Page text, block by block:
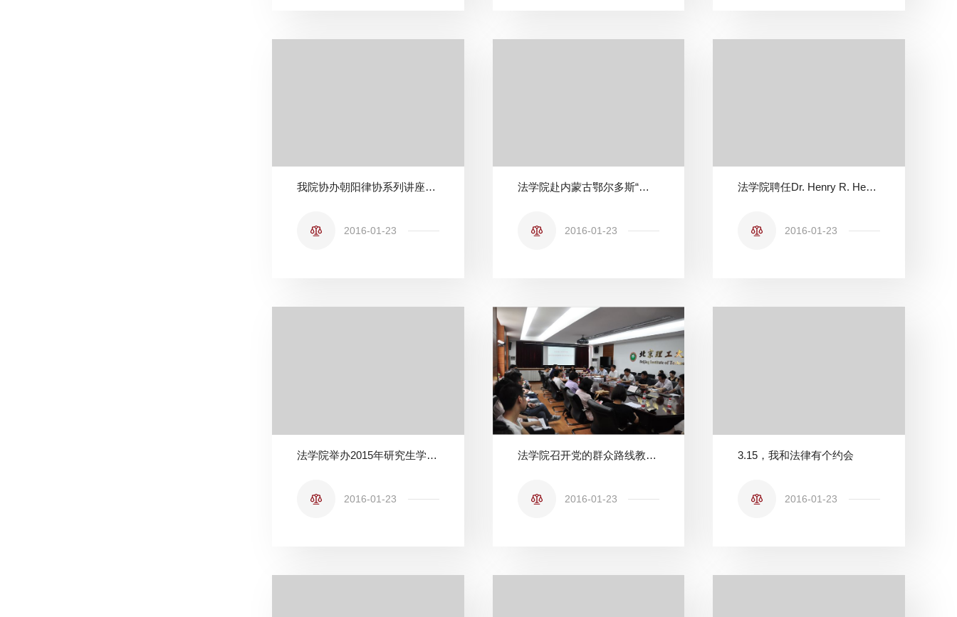
我院协办朝阳律协系列讲座第二期 陈兴良教授主讲定罪的方法--21世纪学科前沿学术讲座
2016-01-23
法学院赴内蒙古鄂尔多斯“发展 生态 和谐”暑期社会实践团之一——新的征程
2016-01-23
法学院聘任Dr. Henry R. Hertzfeld教授担任兼职教授
2016-01-23
法学院举办2015年研究生学术论坛暨2014级研究生创新实践项目答辩会
2016-01-23
法学院召开党的群众路线教育实践活动动员大会
2016-01-23
3.15，我和法律有个约会
2016-01-23